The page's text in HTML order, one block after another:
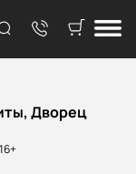
Дворец
16+